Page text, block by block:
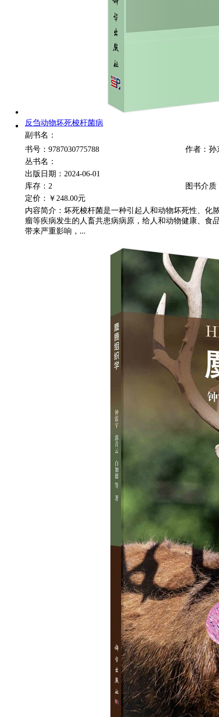
反刍动物坏死梭杆菌病
副书名：
书号：9787030775788
作者：孙
丛书名：
出版日期：2024-06-01
库存：2
图书介质
定价：
￥248.00元
内容简介：坏死梭杆菌是一种引起人和动物坏死性、化
瘤等疾病发生的人畜共患病病原，给人和动物健康、食
带来严重影响，...